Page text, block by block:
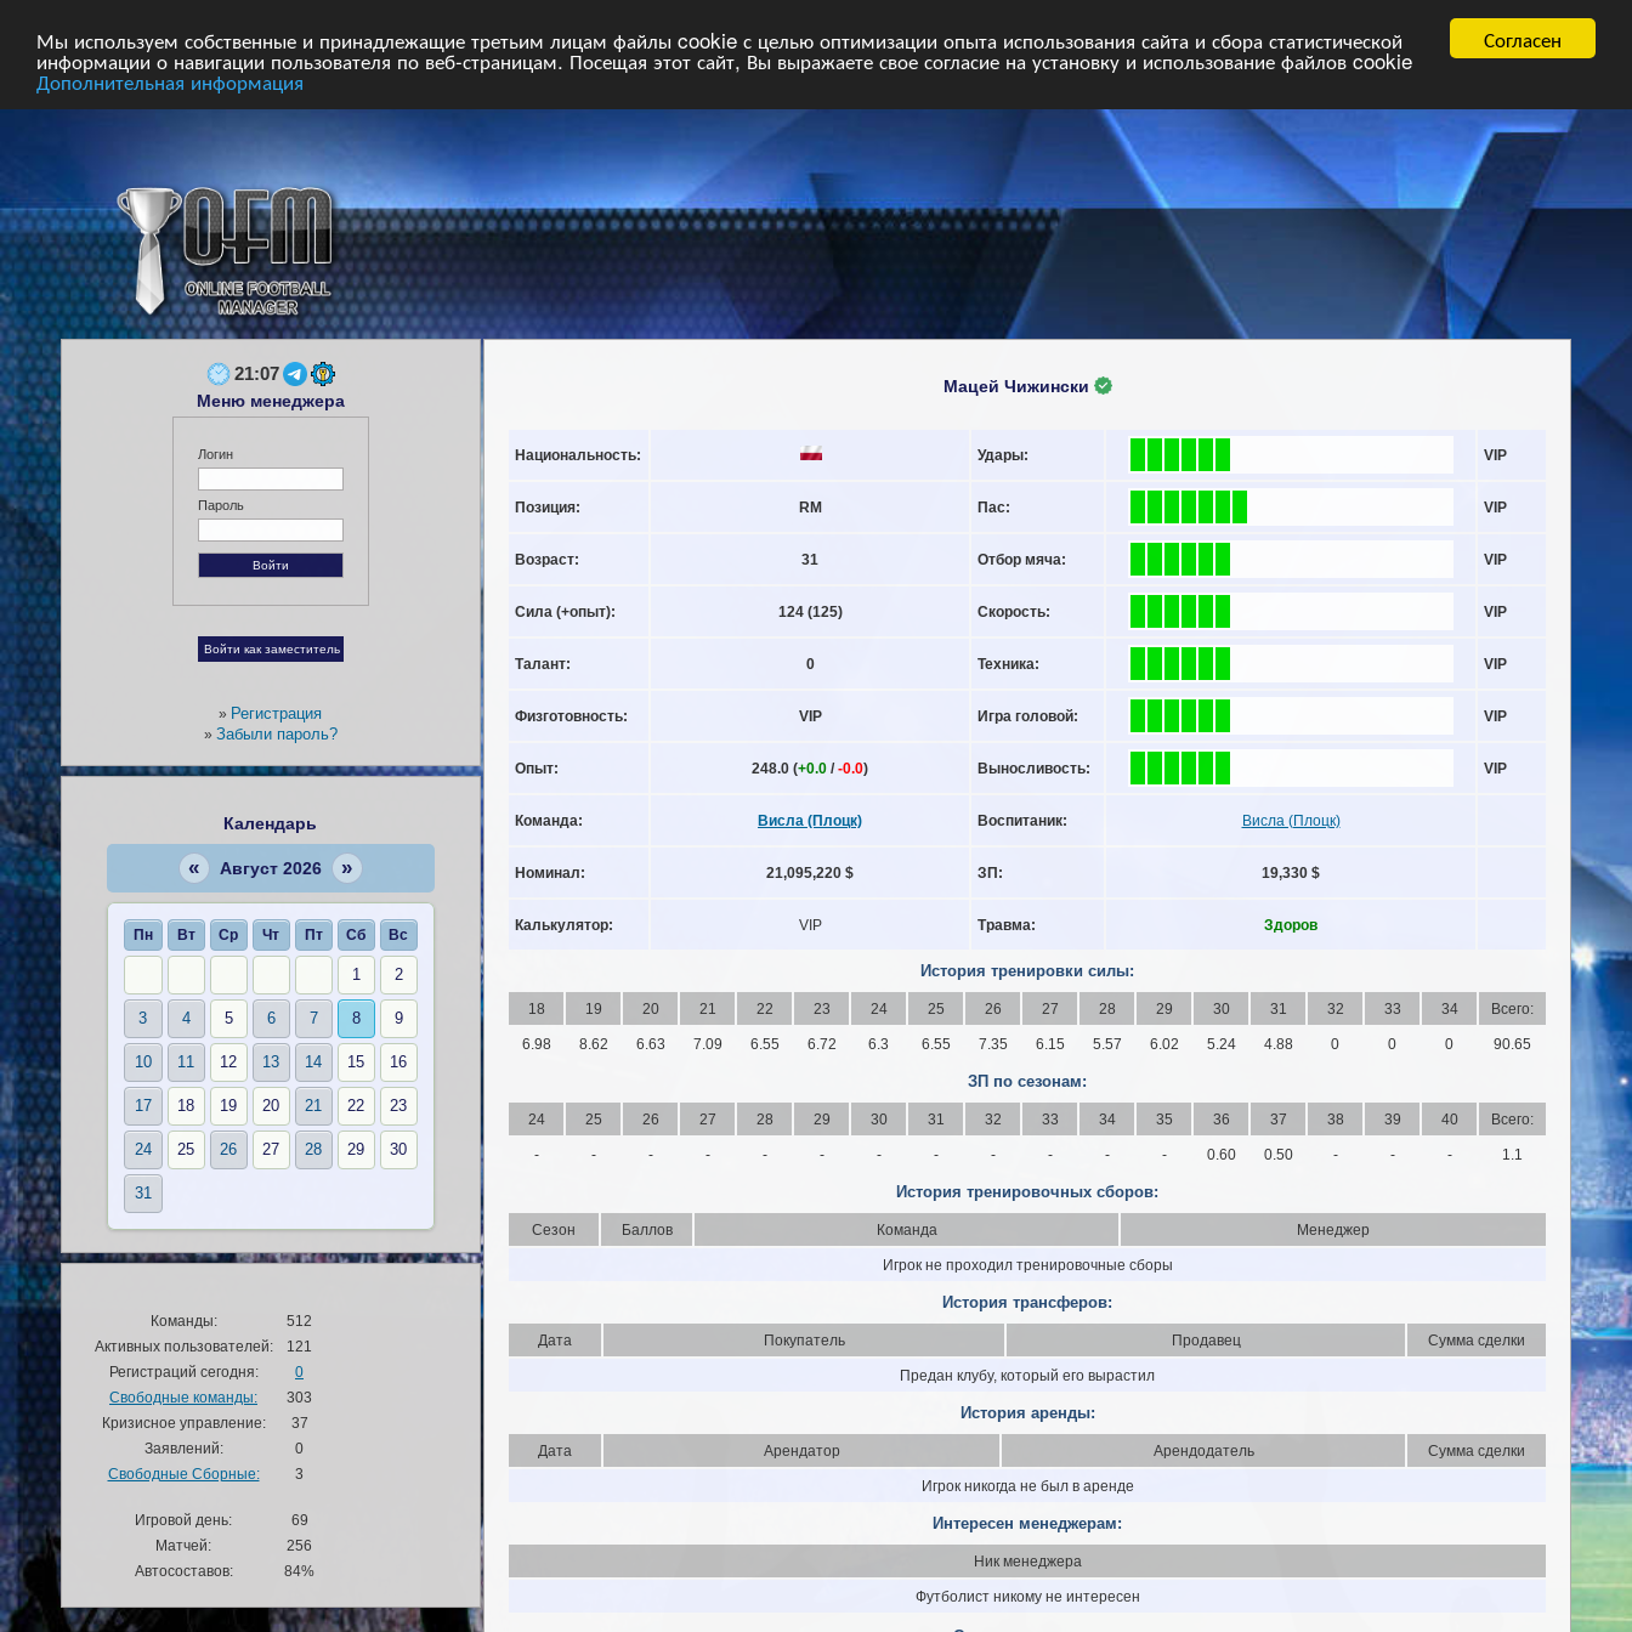
Согласен
Мы используем собственные и принадлежащие третьим лицам файлы cookie с целью оптимизации опыта использования сайта и сбора статистической
информации о навигации пользователя по веб-страницам. Посещая этот сайт, Вы выражаете свое согласие на установку и использование файлов cookie
Дополнительная информация
Мацей Чижински
Национальность: Удары: VIP
Позиция: RM Пас: VIP
Возраст: 31 Отбор мяча: VIP
Сила (+опыт): 124 (125) Скорость: VIP
Талант: 0 Техника: VIP
Физготовность: VIP Игра головой: VIP
Опыт: 248.0 (+0.0 /-0.0) Выносливость: VIP
Команда: Висла (Плоцк) Воспитаник: Висла (Плоцк)
Номинал: 21,095,220 $ ЗП: 19,330 $
Калькулятор: VIP Травма: Здоров
История тренировки силы:
18 19 20 21 22 23 24 25 26 27 28 29 30 31 32 33 34 Всего:
6.98 8.62 6.63 7.09 6.55 6.72 6.3 6.55 7.35 6.15 5.57 6.02 5.24 4.88 0 0 0 90.65
ЗП по сезонам:
24 25 26 27 28 29 30 31 32 33 34 35 36 37 38 39 40 Всего:
- - - - - - - - - - - - 0.60 0.50 - - - 1.1
История тренировочных сборов:
Сезон Баллов Команда Менеджер
Игрок не проходил тренировочные сборы
История трансферов:
Дата Покупатель Продавец Сумма сделки
Предан клубу, который его вырастил
История аренды:
Дата Арендатор Арендодатель Сумма сделки
Игрок никогда не был в аренде
Интересен менеджерам:
Ник менеджера
Футболист никому не интересен
21:07
Меню менеджера
Логин
Пароль
» Регистрация
» Забыли пароль?
Календарь
« Август 2026 »
Пн Вт Ср Чт Пт Сб Вс
1 2
3 4 5 6 7 8 9
10 11 12 13 14 15 16
17 18 19 20 21 22 23
24 25 26 27 28 29 30
31
Команды:
512
Активных пользователей:
121
Регистраций сегодня:
0
Свободные команды:
303
Кризисное управление:
37
Заявлений:
0
Свободные Сборные:
3
Игровой день:
69
Матчей:
256
Автосоставов:
84%